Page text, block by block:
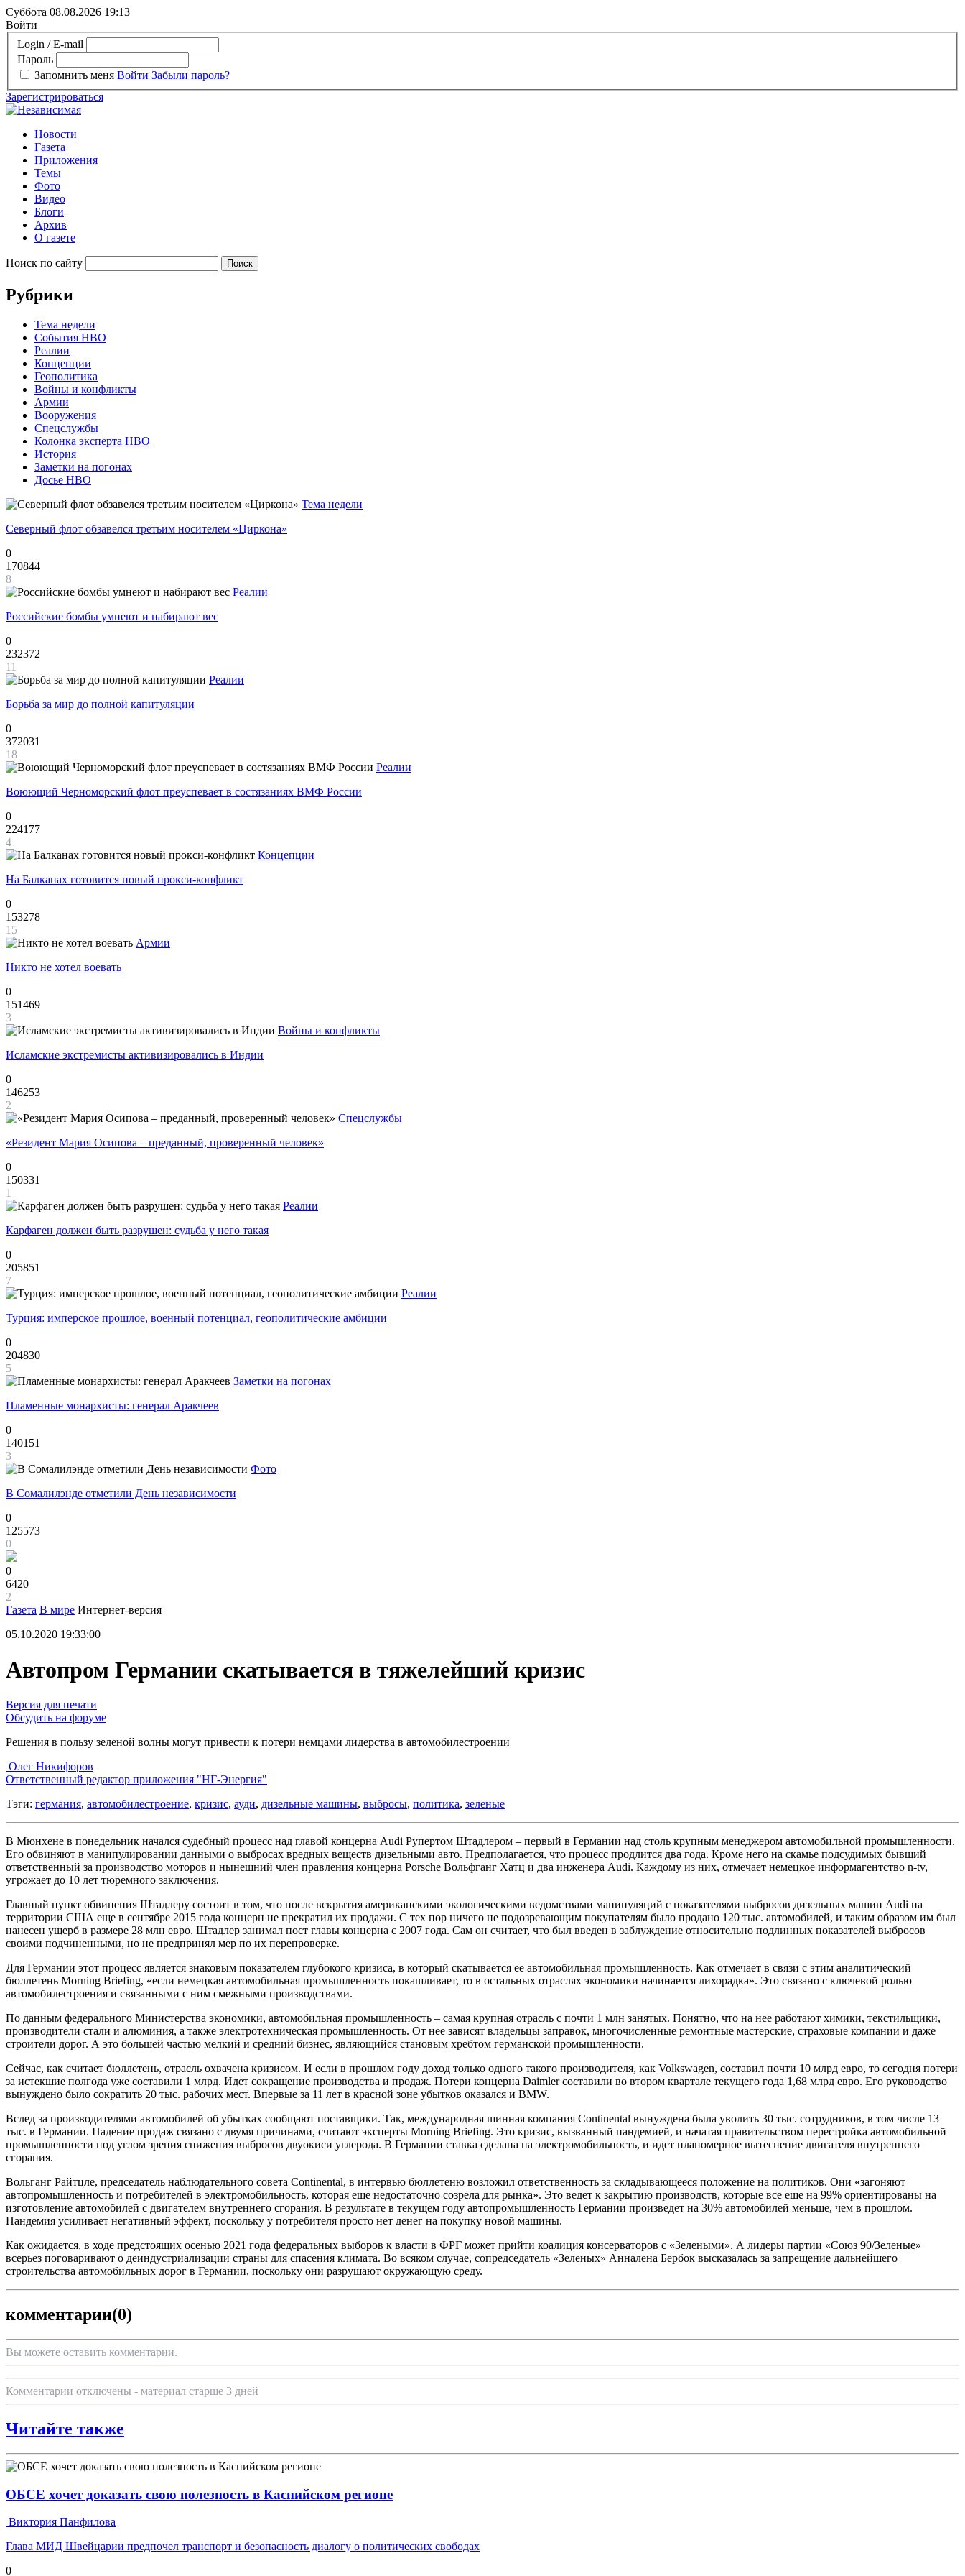
Суббота 08.08.2026 19:13
Войти
Login / E-mail
Пароль
Запомнить меня Войти Забыли пароль?
Зарегистрироваться
Новости
Газета
Приложения
Темы
Фото
Видео
Блоги
Архив
О газете
Поиск по сайту
Рубрики
Тема недели
События НВО
Реалии
Концепции
Геополитика
Войны и конфликты
Армии
Вооружения
Спецслужбы
Колонка эксперта НВО
История
Заметки на погонах
Досье НВО
Тема недели
Северный флот обзавелся третьим носителем «Циркона»
0
170844
8
Реалии
Российские бомбы умнеют и набирают вес
0
232372
11
Реалии
Борьба за мир до полной капитуляции
0
372031
18
Реалии
Воюющий Черноморский флот преуспевает в состязаниях ВМФ России
0
224177
4
Концепции
На Балканах готовится новый прокси-конфликт
0
153278
15
Армии
Никто не хотел воевать
0
151469
3
Войны и конфликты
Исламские экстремисты активизировались в Индии
0
146253
2
Спецслужбы
«Резидент Мария Осипова – преданный, проверенный человек»
0
150331
1
Реалии
Карфаген должен быть разрушен: судьба у него такая
0
205851
7
Реалии
Турция: имперское прошлое, военный потенциал, геополитические амбиции
0
204830
5
Заметки на погонах
Пламенные монархисты: генерал Аракчеев
0
140151
3
Фото
В Сомалилэнде отметили День независимости
0
125573
0
0
6420
2
Газета В мире Интернет-версия
05.10.2020 19:33:00
Автопром Германии скатывается в тяжелейший кризис
Версия для печати
Обсудить на форуме
Решения в пользу зеленой волны могут привести к потери немцами лидерства в автомобилестроении
Олег Никифоров
Ответственный редактор приложения "НГ-Энергия"
Тэги: германия, автомобилестроение, кризис, ауди, дизельные машины, выбросы, политика, зеленые
В Мюнхене в понедельник начался судебный процесс над главой концерна Audi Рупертом Штадлером – первый в Германии над столь крупным менеджером автомобильной промышленности.
Его обвиняют в манипулировании данными о выброcах вредных веществ дизельными авто. Предполагается, что процесс продлится два года. Кроме него на скамье подсудимых бывший
ответственный за производство моторов и нынешний член правления концерна Porsche Вольфганг Хатц и два инженера Audi. Каждому из них, отмечает немецкое информагентство n-tv,
угрожает до 10 лет тюремного заключения.
Главный пункт обвинения Штадлеру состоит в том, что после вскрытия американскими экологическими ведомствами манипуляций с показателями выбросов дизельных машин Audi на
территории США еще в сентябре 2015 года концерн не прекратил их продажи. С тех пор ничего не подозревающим покупателям было продано 120 тыс. автомобилей, и таким образом им был
нанесен ущерб в размере 28 млн евро. Штадлер занимал пост главы концерна с 2007 года. Сам он считает, что был введен в заблуждение относительно подлинных показателей выбросов
своими подчиненными, но не предпринял мер по их перепроверке.
Для Германии этот процесс является знаковым показателем глубокого кризиса, в который скатывается ее автомобильная промышленность. Как отмечает в связи с этим аналитический
бюллетень Morning Briefing, «если немецкая автомобильная промышленность покашливает, то в остальных отраслях экономики начинается лихорадка». Это связано с ключевой ролью
автомобилестроения и связанными с ним смежными производствами.
По данным федерального Министерства экономики, автомобильная промышленность – самая крупная отрасль с почти 1 млн занятых. Понятно, что на нее работают химики, текстильщики,
производители стали и алюминия, а также электротехническая промышленность. От нее зависят владельцы заправок, многочисленные ремонтные мастерские, страховые компании и даже
строители дорог. А это большей частью мелкий и средний бизнес, являющийся становым хребтом германской промышленности.
Сейчас, как считает бюллетень, отрасль охвачена кризисом. И если в прошлом году доход только одного такого производителя, как Volkswagen, составил почти 10 млрд евро, то сегодня потери
за истекшие полгода уже составили 1 млрд. Идет сокращение производства и продаж. Потери концерна Daimler составили во втором квартале текущего года 1,68 млрд евро. Его руководство
вынуждено было сократить 20 тыс. рабочих мест. Впервые за 11 лет в красной зоне убытков оказался и BMW.
Вслед за производителями автомобилей об убытках сообщают поставщики. Так, международная шинная компания Continental вынуждена была уволить 30 тыс. сотрудников, в том числе 13
тыс. в Германии. Падение продаж связано с двумя причинами, считают эксперты Morning Briefing. Это кризис, вызванный пандемией, и начатая правительством перестройка автомобильной
промышленности под углом зрения снижения выбросов двуокиси углерода. В Германии ставка сделана на электромобильность, и идет планомерное вытеснение двигателя внутреннего
сгорания.
Вольганг Райтцле, председатель наблюдательного совета Continental, в интервью бюллетеню возложил ответственность за складывающееся положение на политиков. Они «загоняют
автопромышленность и потребителей в электромобильность, которая еще недостаточно созрела для рынка». Это ведет к закрытию производств, которые все еще на 99% ориентированы на
изготовление автомобилей с двигателем внутреннего сгорания. В результате в текущем году автопромышленность Германии произведет на 30% автомобилей меньше, чем в прошлом.
Пандемия усиливает негативный эффект, поскольку у потребителя просто нет денег на покупку новой машины.
Как ожидается, в ходе предстоящих осенью 2021 года федеральных выборов к власти в ФРГ может прийти коалиция консерваторов с «Зелеными». А лидеры партии «Союз 90/Зеленые»
всерьез поговаривают о деиндустриализации страны для спасения климата. Во всяком случае, сопредседатель «Зеленых» Анналена Бербок высказалась за запрещение дальнейшего
строительства автомобильных дорог в Германии, поскольку они разрушают окружающую среду.
комментарии(0)
Вы можете оставить комментарии.
Комментарии отключены - материал старше 3 дней
Читайте также
ОБСЕ хочет доказать свою полезность в Каспийском регионе
Виктория Панфилова
Глава МИД Швейцарии предпочел транспорт и безопасность диалогу о политических свободах
0